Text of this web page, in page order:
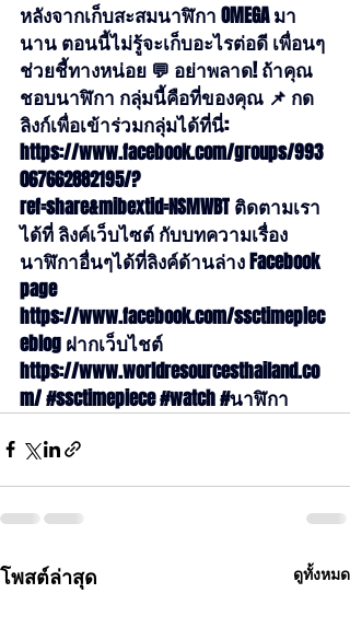
หลังจากเก็บสะสมนาฬิกา OMEGA มา
นาน ตอนนี้ไม่รู้จะเก็บอะไรต่อดี เพื่อนๆ
ช่วยชี้ทางหน่อย 💬 อย่าพลาด! ถ้าคุณ
ชอบนาฬิกา กลุ่มนี้คือที่ของคุณ 📌 กด
ลิงก์เพื่อเข้าร่วมกลุ่มได้ที่นี่:
https://www.facebook.com/groups/993
067662882195/?
ref=share&mibextid=NSMWBT ติดตามเรา
ได้ที่ ลิงค์เว็บไซต์ กับบทความเรื่อง
นาฬิกาอื่นๆได้ที่ลิงค์ด้านล่าง Facebook
page
https://www.facebook.com/ssctimepiec
eblog ฝากเว็บไชต์
https://www.worldresourcesthailand.co
m/#ssctimepiece#watch#นาฬิกา
โพสต์ล่าสุด ดูทั้งหมด